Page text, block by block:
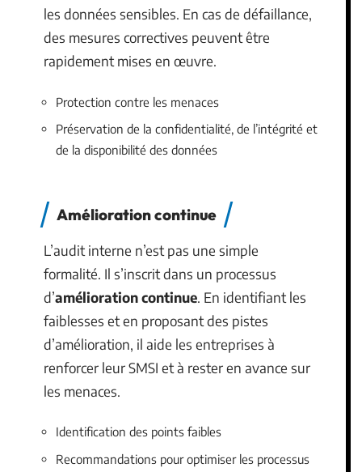
les données sensibles. En cas de défaillance,
des mesures correctives peuvent être
rapidement mises en œuvre.
Protection contre les menaces
Préservation de la confidentialité, de l’intégrité et
de la disponibilité des données
Amélioration continue
L’audit interne n’est pas une simple
formalité. Il s’inscrit dans un processus
d’amélioration continue. En identifiant les
faiblesses et en proposant des pistes
d’amélioration, il aide les entreprises à
renforcer leur SMSI et à rester en avance sur
les menaces.
Identification des points faibles
Recommandations pour optimiser les processus